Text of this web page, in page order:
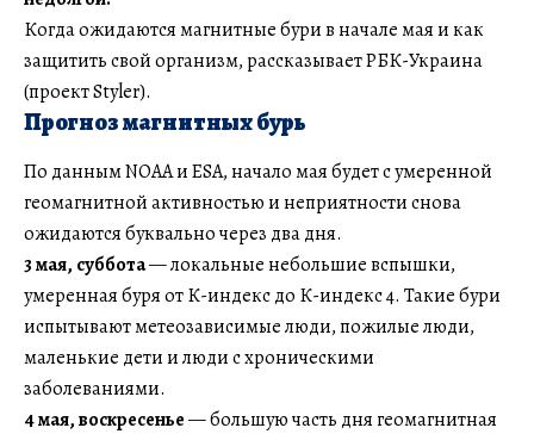
Когда ожидаются магнитные бури в начале мая и как
защитить свой организм, рассказывает РБК-Украина
(проект Styler).
Прогноз магнитных бурь
По данным NOAA и ESA, начало мая будет с умеренной
геомагнитной активностью и неприятности снова
ожидаются буквально через два дня.
3 мая, суббота— локальные небольшие вспышки,
умеренная буря от К-индекс до К-индекс 4. Такие бури
испытывают метеозависимые люди, пожилые люди,
маленькие дети и люди с хроническими
заболеваниями.
4 мая, воскресенье— большую часть дня геомагнитная